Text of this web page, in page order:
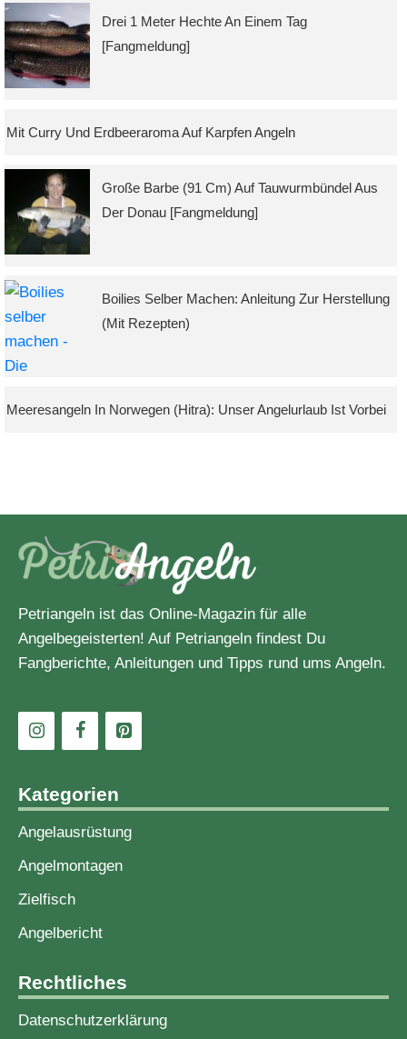
Drei 1 Meter Hechte An Einem Tag
[Fangmeldung]
Mit Curry Und Erdbeeraroma Auf Karpfen Angeln
Große Barbe (91 Cm) Auf Tauwurmbündel Aus
Der Donau [Fangmeldung]
Boilies Selber Machen: Anleitung Zur Herstellung
(mit Rezepten)
Meeresangeln In Norwegen (Hitra): Unser Angelurlaub Ist Vorbei
Petriangeln ist das Online-Magazin für alle
Angelbegeisterten! Auf Petriangeln findest Du
Fangberichte, Anleitungen und Tipps rund ums Angeln.
Kategorien
Angelausrüstung
Angelmontagen
Zielfisch
Angelbericht
Rechtliches
Datenschutzerklärung